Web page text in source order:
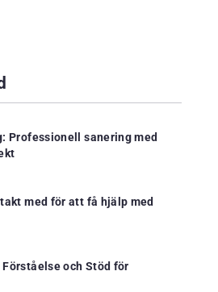
Professionell sanering med
med för att få hjälp med
och Stöd för